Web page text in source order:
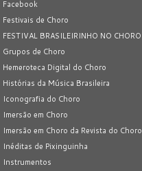
Facebook
Festivais de Choro
FESTIVAL BRASILEIRINHO NO CHORO
Grupos de Choro
Hemeroteca Digital do Choro
Histórias da Música Brasileira
Iconografia do Choro
Imersão em Choro
Imersão em Choro da Revista do Choro
Inéditas de Pixinguinha
Instrumentos